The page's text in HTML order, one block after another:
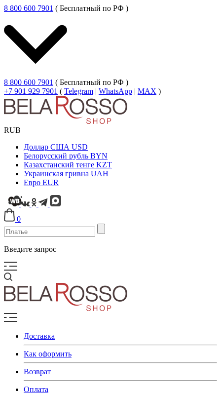
8 800 600 7901 ( Бесплатный по РФ )
8 800 600 7901 ( Бесплатный по РФ )
+7 901 929 7901 ( Telegram | WhatsApp | MAX )
RUB
Доллар США USD
Белорусский рубль BYN
Казахстанский тенге KZT
Украинская гривна UAH
Евро EUR
0
Введите запрос
Доставка
Как оформить
Возврат
Оплата